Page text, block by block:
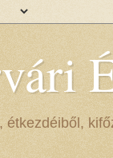
étkezdéiből,